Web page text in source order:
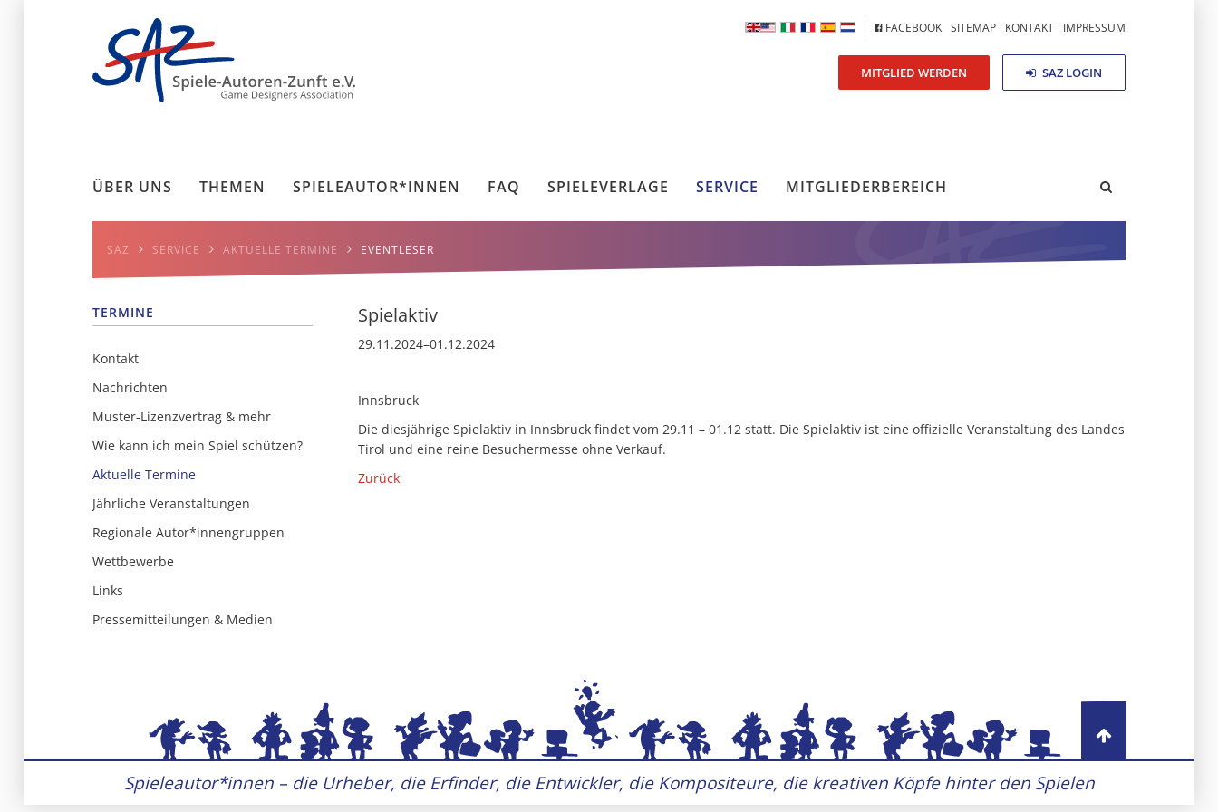
MITGLIED WERDEN SAZ LOGIN
FACEBOOK SITEMAP KONTAKT IMPRESSUM
ÜBER UNS THEMEN SPIELEAUTOR*INNEN FAQ SPIELEVERLAGE SERVICE MITGLIEDERBEREICH
SAZ SERVICE AKTUELLE TERMINE EVENTLESER
TERMINE
Kontakt
Nachrichten
Muster-Lizenzvertrag & mehr
Wie kann ich mein Spiel schützen?
Aktuelle Termine
Jährliche Veranstaltungen
Regionale Autor*innengruppen
Wettbewerbe
Links
Pressemitteilungen & Medien
Spielaktiv
29.11.2024–01.12.2024
Innsbruck
Die diesjährige Spielaktiv in Innsbruck findet vom 29.11 – 01.12 statt. Die Spielaktiv ist eine offizielle Veranstaltung des Landes
Tirol und eine reine Besuchermesse ohne Verkauf.
Zurück
Spieleautor*innen – die Urheber, die Erfinder, die Entwickler, die Kompositeure, die kreativen Köpfe hinter den Spielen